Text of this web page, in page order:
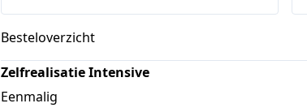
Besteloverzicht
Zelfrealisatie Intensive
Eenmalig